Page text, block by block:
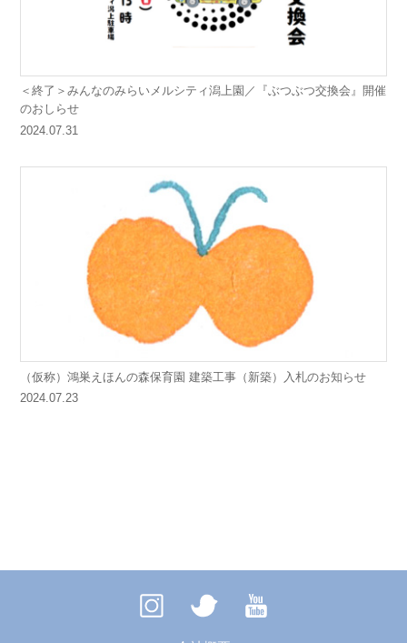
＜終了＞みんなのみらいメルシティ潟上園／『ぶつぶつ交換会』開催
のおしらせ
2024.07.31
（仮称）鴻巣えほんの森保育園 建築工事（新築）入札のお知らせ
2024.07.23